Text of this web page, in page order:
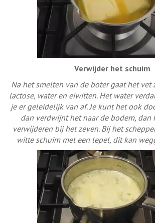
Verwijder het schuim
Na het smelten van de boter gaat het vet
lactose, water en eiwitten. Het water
je er geleidelijk van af. Je kunt het ook
dan verdwijnt het naar de bodem, dan
verwijderen bij het zeven. Bij het
witte schuim met een lepel, dit kan